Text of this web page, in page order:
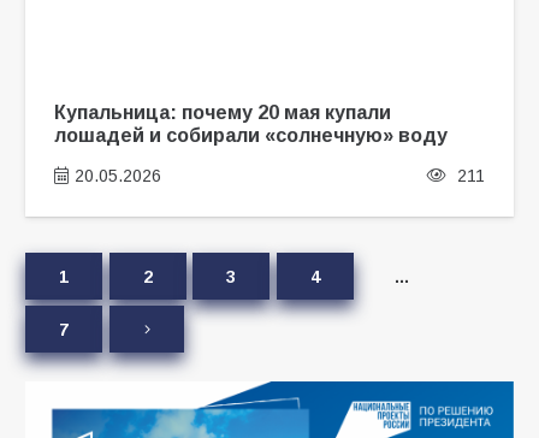
Купальница: почему 20 мая купали
лошадей и собирали «солнечную» воду
20.05.2026 211
1 2 3 4 …
7